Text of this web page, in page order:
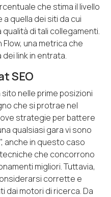
che stima il livello
a quella dei siti da cui
di tali collegamenti.
una metrica che
link in entrata.
SEO
nelle prime posizioni
che si protrae nel
strategie per battere
qualsiasi gara vi sono
anche in questo caso
che concorrono
migliori. Tuttavia,
corrette e
dai motori di ricerca. Da